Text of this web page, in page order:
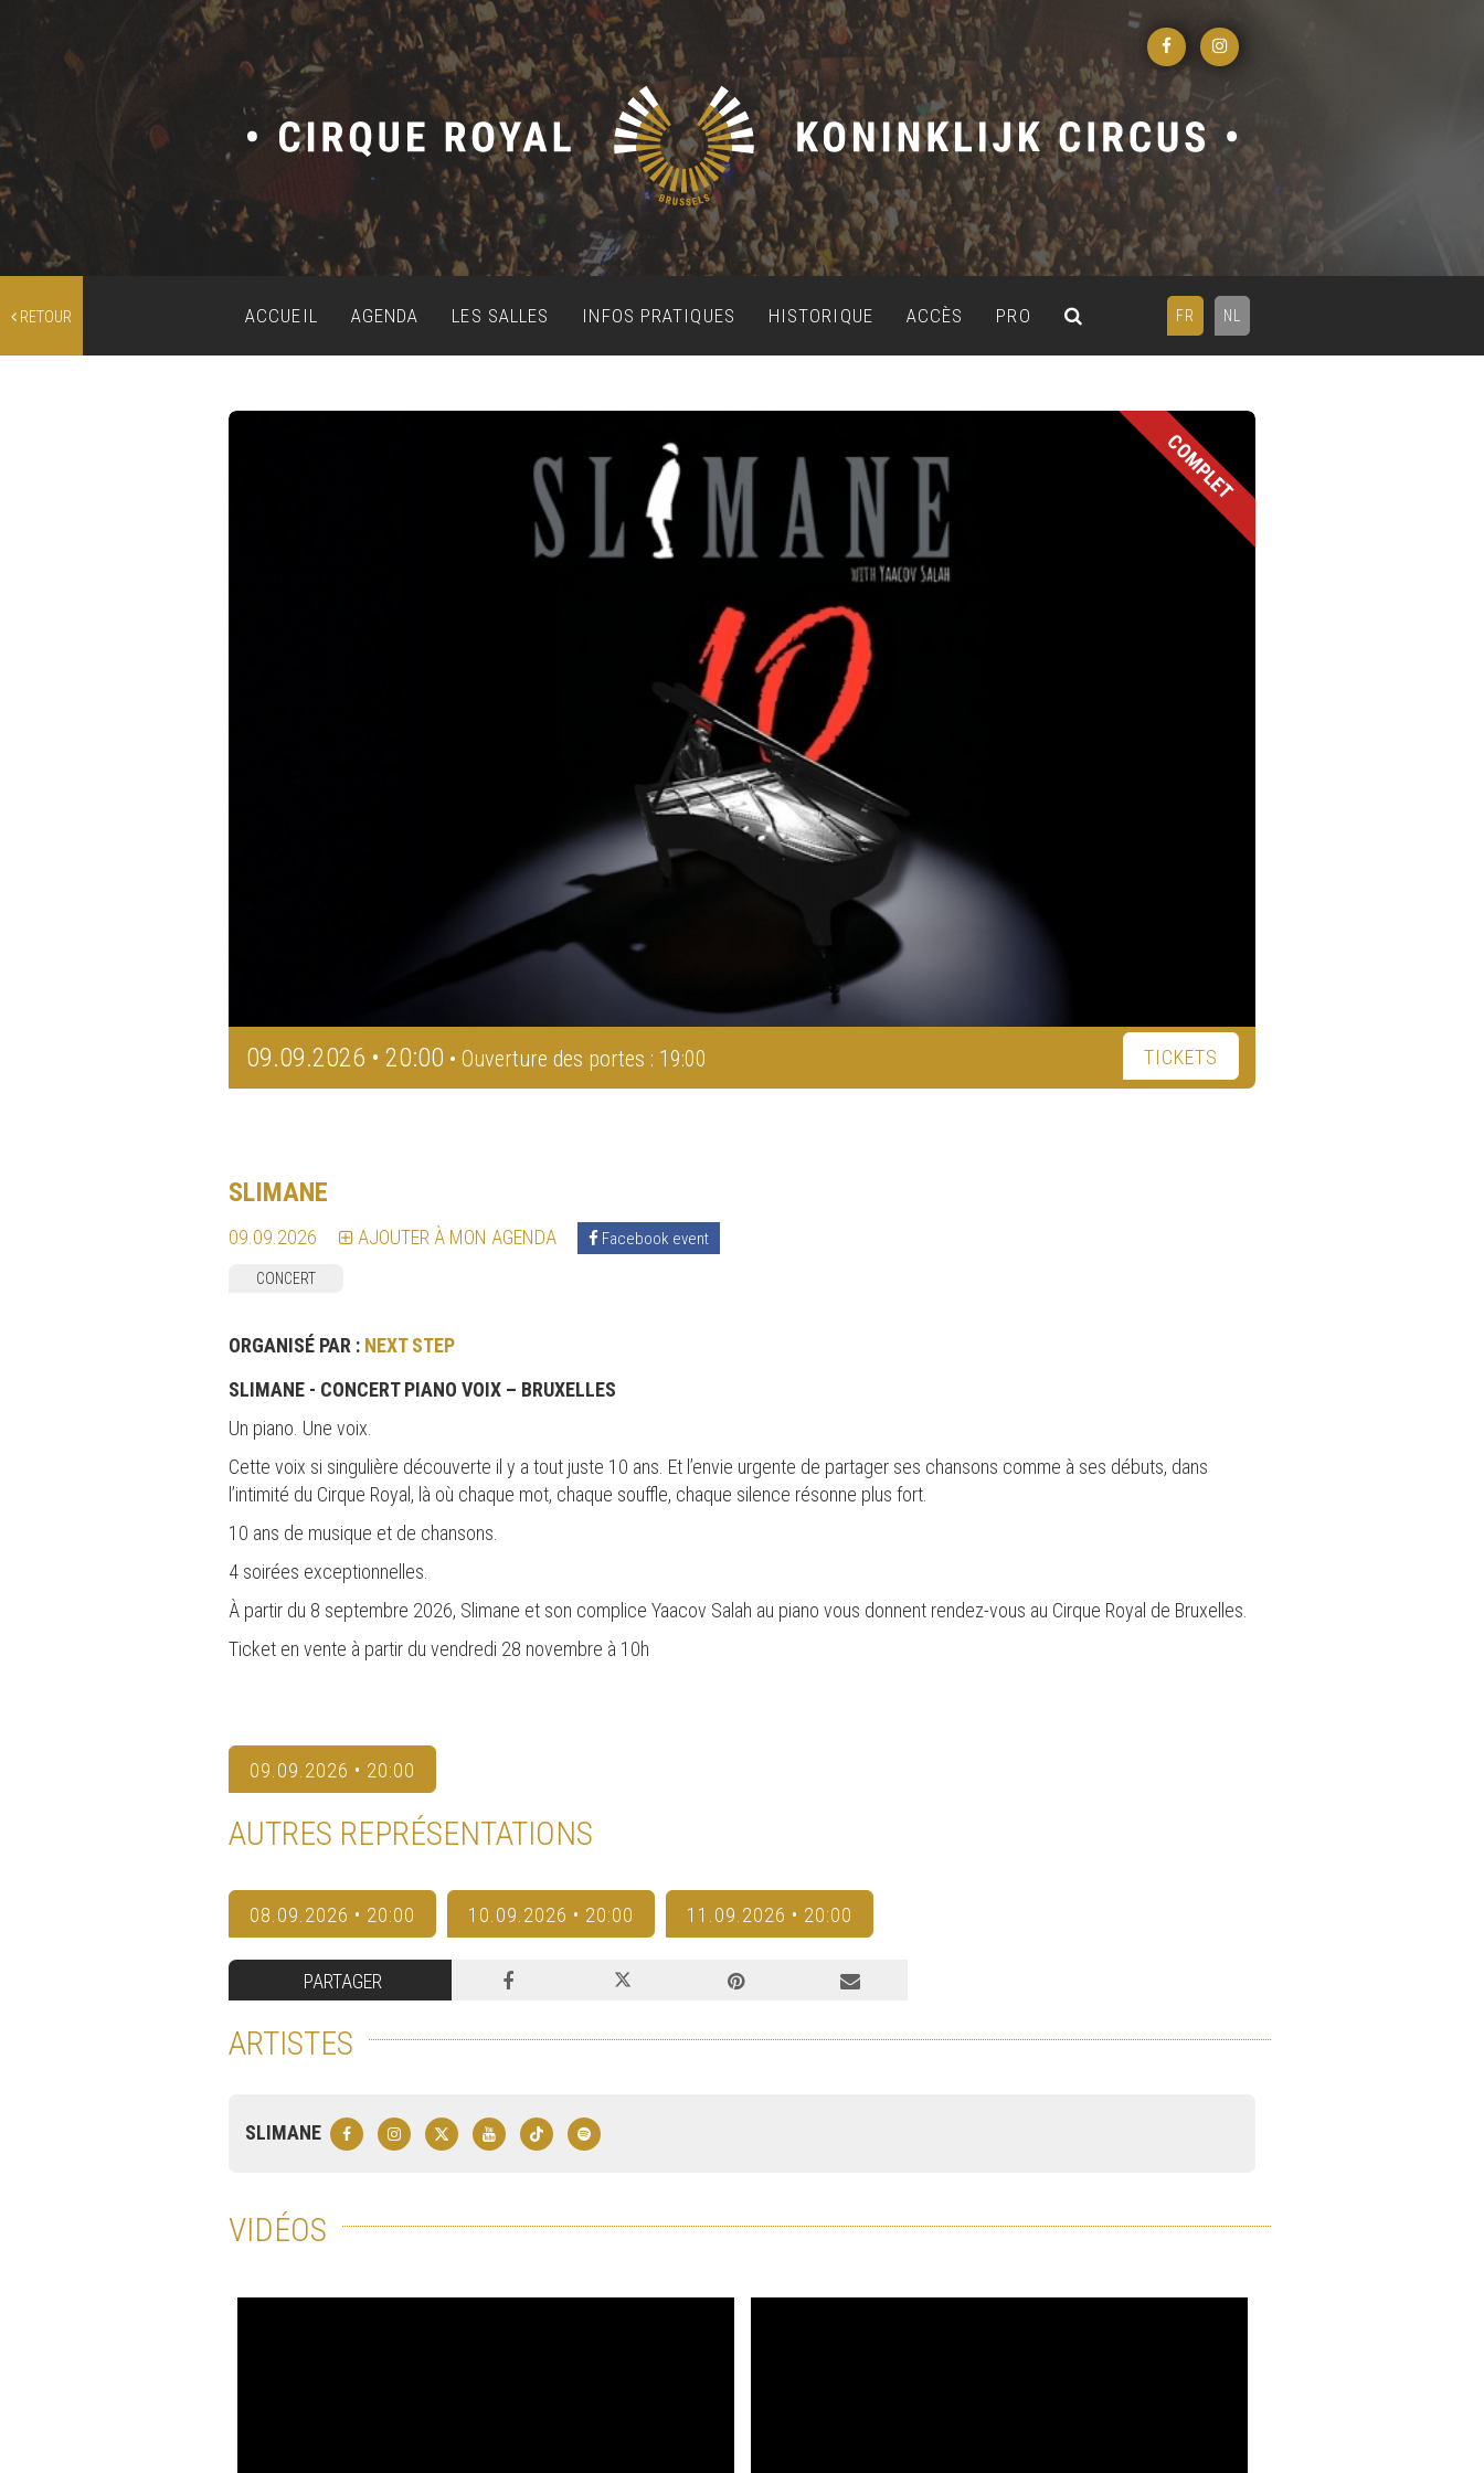
RETOUR FR NL
ACCUEIL AGENDA LES SALLES INFOS PRATIQUES HISTORIQUE ACCÈS PRO
COMPLET
09.09.2026 • 20:00 • Ouverture des portes : 19:00 TICKETS
SLIMANE
09.09.2026 AJOUTER À MON AGENDA Facebook event
CONCERT
ORGANISÉ PAR : NEXT STEP
SLIMANE - CONCERT PIANO VOIX – BRUXELLES
Un piano. Une voix.
Cette voix si singulière découverte il y a tout juste 10 ans. Et l’envie urgente de partager ses chansons comme à ses débuts, dans
l’intimité du Cirque Royal, là où chaque mot, chaque souffle, chaque silence résonne plus fort.
10 ans de musique et de chansons.
4 soirées exceptionnelles.
À partir du 8 septembre 2026, Slimane et son complice Yaacov Salah au piano vous donnent rendez-vous au Cirque Royal de Bruxelles.
Ticket en vente à partir du vendredi 28 novembre à 10h
09.09.2026 • 20:00
AUTRES REPRÉSENTATIONS
08.09.2026 • 20:00 10.09.2026 • 20:00 11.09.2026 • 20:00
PARTAGER
ARTISTES
SLIMANE
VIDÉOS